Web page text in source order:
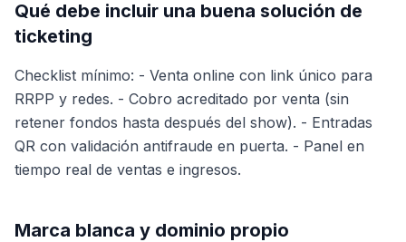
Qué debe incluir una buena solución de
ticketing
Checklist mínimo: - Venta online con link único para
RRPP y redes. - Cobro acreditado por venta (sin
retener fondos hasta después del show). - Entradas
QR con validación antifraude en puerta. - Panel en
tiempo real de ventas e ingresos.
Marca blanca y dominio propio